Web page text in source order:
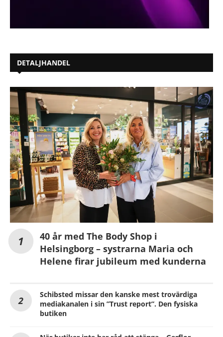
DETALJHANDEL
40 år med The Body Shop i
Helsingborg – systrarna Maria och
Helene firar jubileum med kunderna
Schibsted missar den kanske mest trovärdiga
mediakanalen i sin ”Trust report”. Den fysiska
butiken